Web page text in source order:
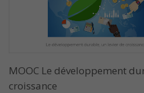
MOOC Le développement
croissance